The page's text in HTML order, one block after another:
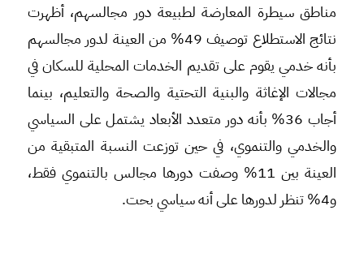
مناطق سيطرة المعارضة لطبيعة دور مجالسهم، أظهرت
نتائج الاستطلاع توصيف 49% من العينة لدور مجالسهم
بأنه خدمي يقوم على تقديم الخدمات المحلية للسكان في
مجالات الإغاثة والبنية التحتية والصحة والتعليم، بينما
أجاب 36% بأنه دور متعدد الأبعاد يشتمل على السياسي
والخدمي والتنموي، في حين توزعت النسبة المتبقية من
العينة بين 11% وصفت دورها مجالس بالتنموي فقط،
و4% تنظر لدورها على أنه سياسي بحت.